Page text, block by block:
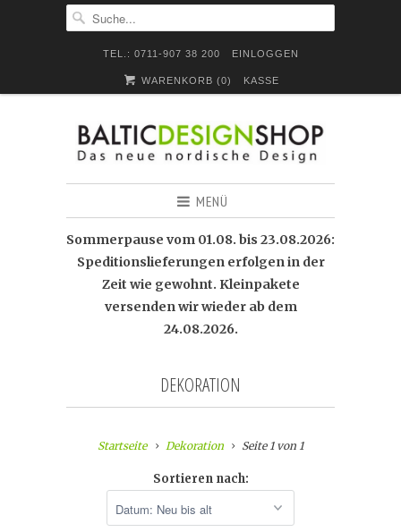
TEL.: 0711-907 38 200 EINLOGGEN
WARENKORB (0) KASSE
MENÜ
Sommerpause vom 01.08. bis 23.08.2026:
Speditionslieferungen erfolgen in der
Zeit wie gewohnt. Kleinpakete
versenden wir wieder ab dem
24.08.2026.
DEKORATION
Startseite Dekoration Seite 1 von 1
Sortieren nach: